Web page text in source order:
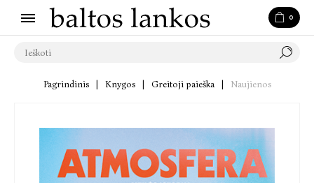
0
Pagrindinis Knygos Greitoji paieška Naujienos